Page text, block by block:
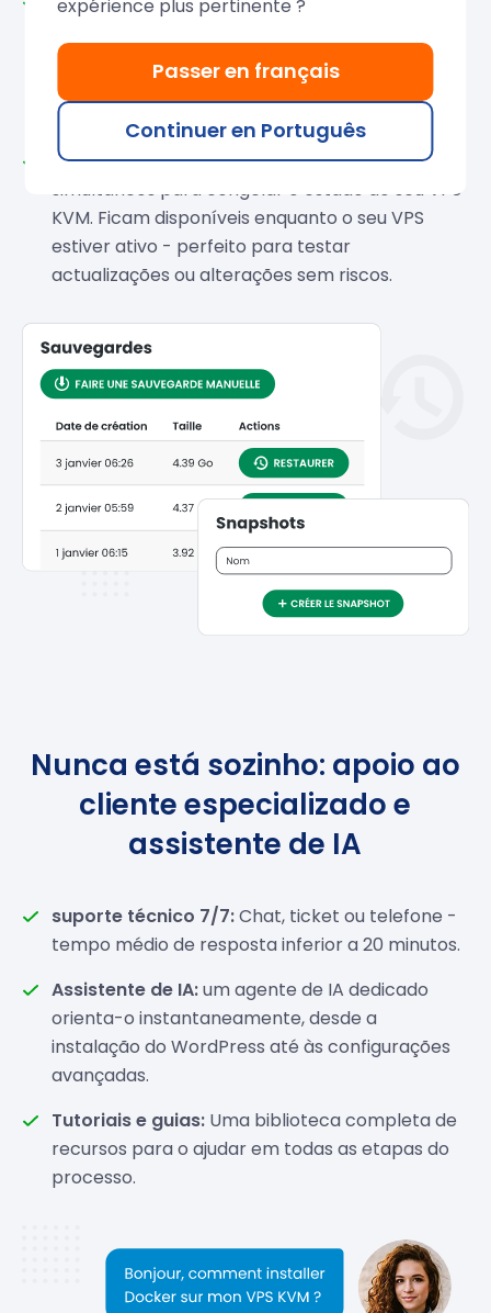
dedicado. Após os
primeiros 30 dias gratuitos
pode mantê-los por apenas 20% odo preço do
seu VPS.
Instantâneos gratuitos:Até 3 snapshots
simultâneos para congelar o estado do seu VPS
KVM. Ficam disponíveis enquanto o seu VPS
estiver ativo - perfeito para testar
actualizações ou alterações sem riscos.
Nunca está sozinho: apoio ao
cliente especializado e
assistente de IA
suporte técnico 7/7:Chat, ticket ou telefone -
tempo médio de resposta inferior a 20 minutos.
Assistente de IA:um agente de IA dedicado
orienta-o instantaneamente, desde a
instalação do WordPress até às configurações
avançadas.
Tutoriais e guias: Uma biblioteca completa de
recursos para o ajudar em todas as etapas do
processo.
expérience plus pertinente ?
Passer en français
Continuer en Português